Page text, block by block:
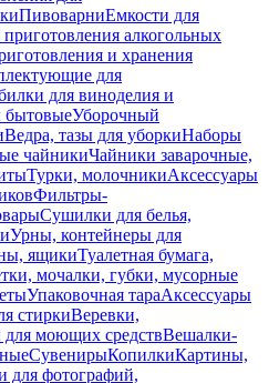
ПивоварниЕмкости для
алкогольных
и хранения
для
для виноделия и
бытовыеУборочный
Ведра, тазы для уборкиНаборы
чайникиЧайники заварочные,
Турки, молочникиАксессуары
Фильтры-
Сушилки для белья,
Урны, контейнеры для
ящикиТуалетная бумага,
мочалки, губки, мусорные
Упаковочная тараАксессуары
стиркиВеревки,
для моющих средствВешалки-
СувенирыКопилкиКартины,
для фотографий,